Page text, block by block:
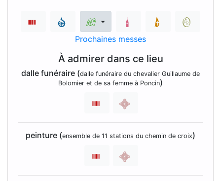
Prochaines messes
À admirer dans ce lieu
dalle funéraire (dalle funéraire du chevalier Guillaume de
Bolomier et de sa femme à Poncin)
peinture (ensemble de 11 stations du chemin de croix)